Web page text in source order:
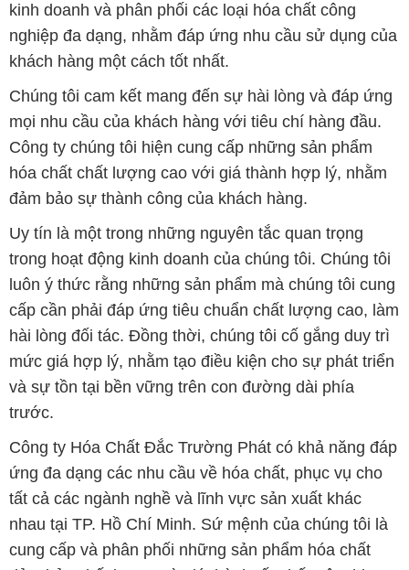
kinh doanh và phân phối các loại hóa chất công
nghiệp đa dạng, nhằm đáp ứng nhu cầu sử dụng của
khách hàng một cách tốt nhất.
Chúng tôi cam kết mang đến sự hài lòng và đáp ứng
mọi nhu cầu của khách hàng với tiêu chí hàng đầu.
Công ty chúng tôi hiện cung cấp những sản phẩm
hóa chất chất lượng cao với giá thành hợp lý, nhằm
đảm bảo sự thành công của khách hàng.
Uy tín là một trong những nguyên tắc quan trọng
trong hoạt động kinh doanh của chúng tôi. Chúng tôi
luôn ý thức rằng những sản phẩm mà chúng tôi cung
cấp cần phải đáp ứng tiêu chuẩn chất lượng cao, làm
hài lòng đối tác. Đồng thời, chúng tôi cố gắng duy trì
mức giá hợp lý, nhằm tạo điều kiện cho sự phát triển
và sự tồn tại bền vững trên con đường dài phía
trước.
Công ty Hóa Chất Đắc Trường Phát có khả năng đáp
ứng đa dạng các nhu cầu về hóa chất, phục vụ cho
tất cả các ngành nghề và lĩnh vực sản xuất khác
nhau tại TP. Hồ Chí Minh. Sứ mệnh của chúng tôi là
cung cấp và phân phối những sản phẩm hóa chất